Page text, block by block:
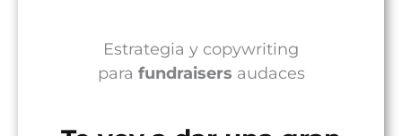
Estrategia y copywriting
para fundraisers audaces